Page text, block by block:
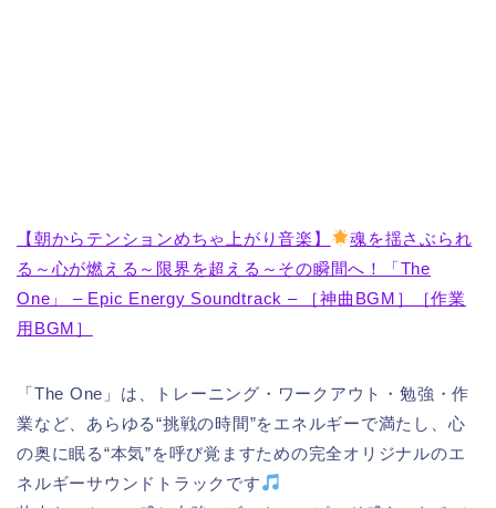
【朝からテンションめちゃ上がり音楽】
魂を揺さぶられ
る～心が燃える～限界を超える～その瞬間へ！「The
One」 – Epic Energy Soundtrack – ［神曲BGM］［作業
用BGM］
「The One」は、トレーニング・ワークアウト・勉強・作
業など、あらゆる“挑戦の時間”をエネルギーで満たし、心
の奥に眠る“本気”を呼び覚ますための完全オリジナルのエ
ネルギーサウンドトラックです